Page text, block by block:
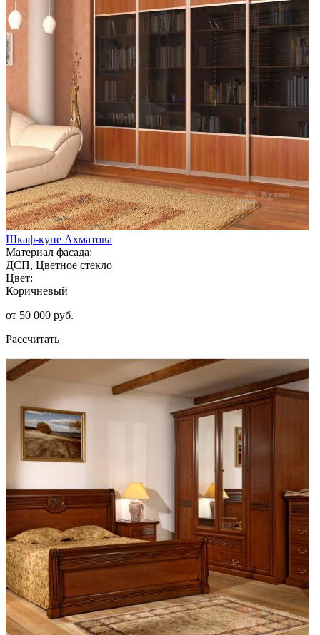
Шкаф-купе Ахматова
Материал фасада:
ДСП, Цветное стекло
Цвет:
Коричневый
от 50 000 руб.
Рассчитать